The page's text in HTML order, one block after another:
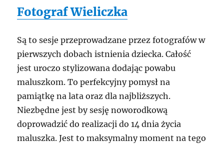
Fotograf Wieliczka
Są to sesje przeprowadzane przez fotografów w
pierwszych dobach istnienia dziecka. Całość
jest uroczo stylizowana dodając powabu
maluszkom. To perfekcyjny pomysł na
pamiątkę na lata oraz dla najbliższych.
Niezbędne jest by sesję noworodkową
doprowadzić do realizacji do 14 dnia życia
maluszka. Jest to maksymalny moment na tego